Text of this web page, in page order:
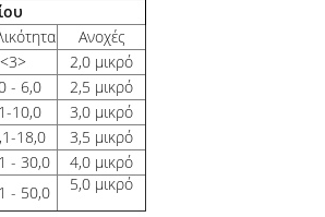
Ανοχές
<3>
2,0 μικρό
- 6,0
2,5 μικρό
10,0
3,0 μικρό
18,0
3,5 μικρό
- 30,0
4,0 μικρό
- 50,0 5,0 μικρό